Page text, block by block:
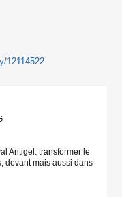
12114522
Antigel: transformer le
devant mais aussi dans